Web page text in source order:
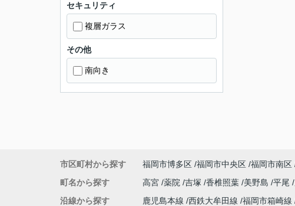
セキュリティ
複層ガラス
その他
南向き
市区町村から探す 福岡市博多区 福岡市中央区 福岡市南区
町名から探す
高宮 薬院 吉塚 香椎照葉 美野島 平尾
沿線から探す
鹿児島本線 西鉄大牟田線 福岡市箱崎線